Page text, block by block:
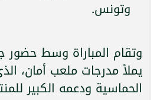
وتونس.
وتقام المباراة وسط
يملأ مدرجات ملعب أمان،
الحماسية ودعمه الكبير